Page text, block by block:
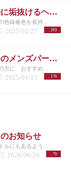
春服に似合う♡ナチュラルなのに垢抜けるヘアカラー特集
色味春色を長持...
263
2025/02/27
【初めての方必見！】おすすめのメンズパーマスタイルとは？/洗足
方に おすすめ...
176
2025/01/15
お知らせ
にもあるよう...
79
2026/06/26